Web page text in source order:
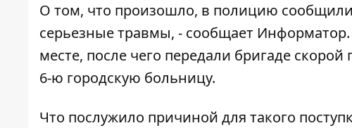
О том, что произошло, в полицию
серьезные травмы, - сообщает Информатор
месте, после чего передали бригаде
6-ю городскую больницу.
Что послужило причиной для такого